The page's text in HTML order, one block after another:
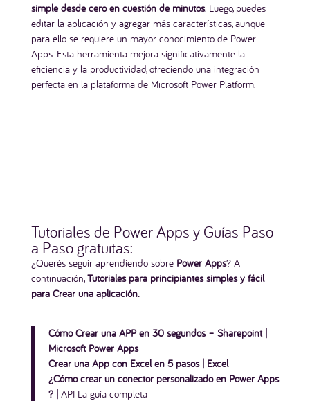
simple desde cero en cuestión de minutos. Luego, puedes
editar la aplicación y agregar más características, aunque
para ello se requiere un mayor conocimiento de Power
Apps. Esta herramienta mejora significativamente la
eficiencia y la productividad, ofreciendo una integración
perfecta en la plataforma de Microsoft Power Platform.
Tutoriales de Power Apps y Guías Paso
a Paso gratuitas:
¿Querés seguir aprendiendo sobre Power Apps? A
continuación,Tutoriales para principiantes simples y fácil
para Crear una aplicación.
Cómo Crear una APP en 30 segundos – Sharepoint|
Microsoft Power Apps
Crear una App con Excel en 5 pasos| Excel
¿Cómo crear un conector personalizado en Power Apps
?| API La guía completa